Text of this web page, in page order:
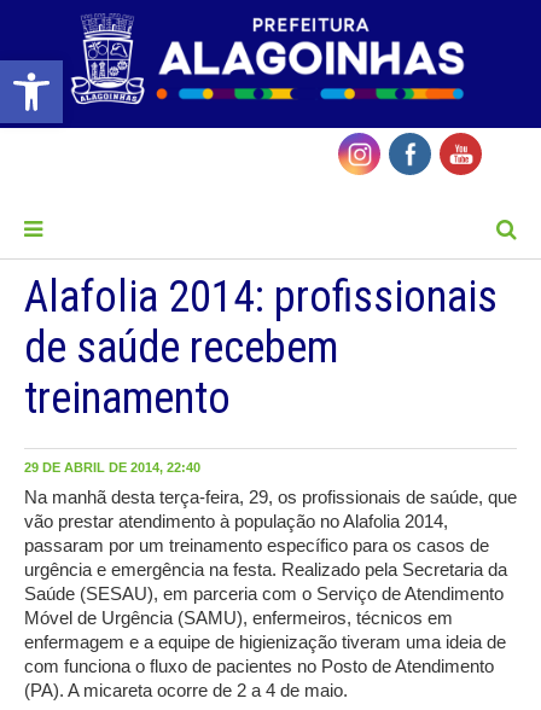
Barra de Ferramentas Aberta
Alafolia 2014: profissionais
de saúde recebem
treinamento
29 DE ABRIL DE 2014, 22:40
Na manhã desta terça-feira, 29, os profissionais de saúde, que
vão prestar atendimento à população no Alafolia 2014,
passaram por um treinamento específico para os casos de
urgência e emergência na festa. Realizado pela Secretaria da
Saúde (SESAU), em parceria com o Serviço de Atendimento
Móvel de Urgência (SAMU), enfermeiros, técnicos em
enfermagem e a equipe de higienização tiveram uma ideia de
com funciona o fluxo de pacientes no Posto de Atendimento
(PA). A micareta ocorre de 2 a 4 de maio.